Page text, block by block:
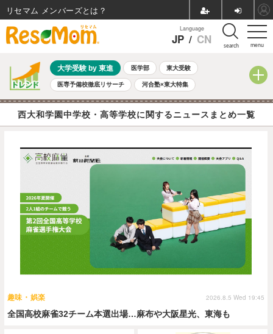
menu
Language
JP / CN search
大学受験 by 東進 医学部 東大受験
医専予備校徹底リサーチ 河合塾×東大特集
親子で考える大学選び 高校受験 中学受験 小学校受験
共通テスト 夏休み 8月開催学校説明会・相談会
自由研究教材（小学生向け） 自由研究教材（中学生向け） ランキング
西大和学園中学校・高等学校に関するニュースまとめ一覧
全国高校麻雀32チーム本選出場…麻布や大阪星光、東海も
趣味・娯楽 2026.8.5 Wed 19:45
リセマム メンバーズ